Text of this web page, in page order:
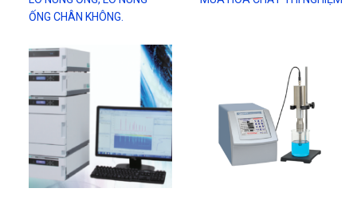
ỐNG CHÂN KHÔNG.